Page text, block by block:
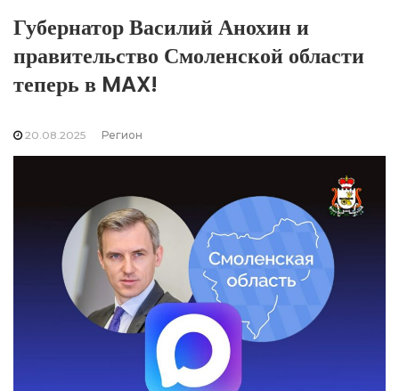
Губернатор Василий Анохин и
правительство Смоленской области
теперь в MAX!
20.08.2025 Регион